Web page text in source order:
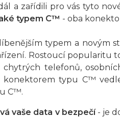
a zařídili pro vás tyto
typem C™ - oba
typem a novým
Rostoucí popularitu
telefonů,
typu C™
C™.
vaše data v bezpečí- je